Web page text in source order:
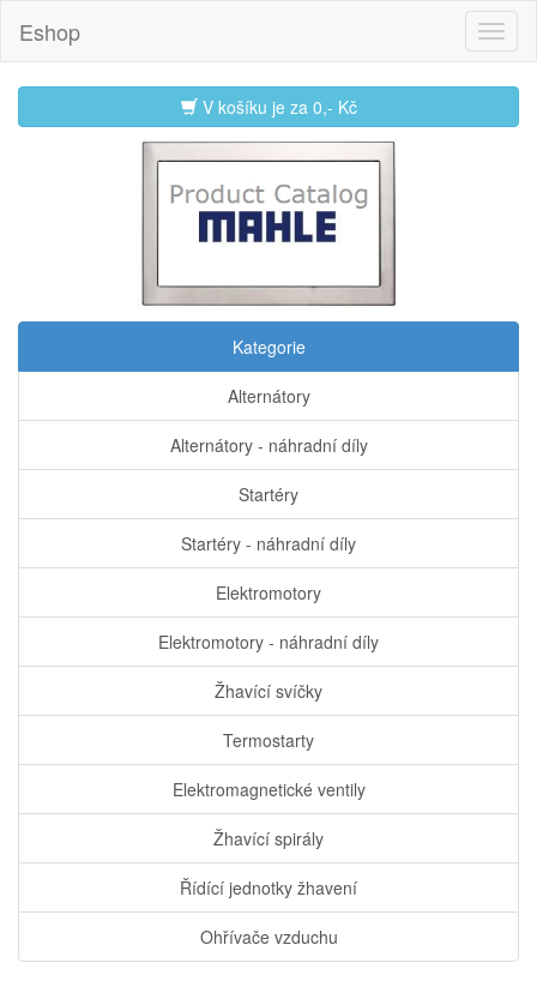
Eshop
V košíku je za 0,- Kč
Kategorie
Alternátory
Alternátory - náhradní díly
Startéry
Startéry - náhradní díly
Elektromotory
Elektromotory - náhradní díly
Žhavící svíčky
Termostarty
Elektromagnetické ventily
Žhavící spirály
Řídící jednotky žhavení
Ohřívače vzduchu